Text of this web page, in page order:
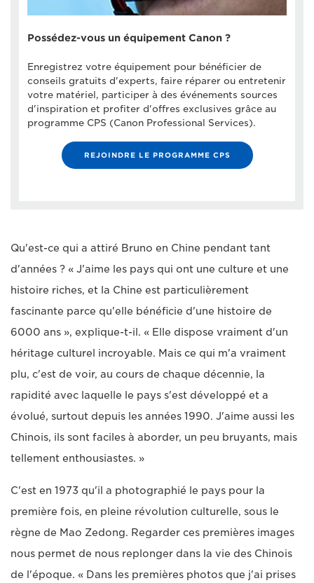
Possédez-vous un équipement Canon ?
Enregistrez votre équipement pour bénéficier de
conseils gratuits d'experts, faire réparer ou entretenir
votre matériel, participer à des événements sources
d'inspiration et profiter d'offres exclusives grâce au
programme CPS (Canon Professional Services).
REJOINDRE LE PROGRAMME CPS
Qu'est-ce qui a attiré Bruno en Chine pendant tant
d'années ? « J'aime les pays qui ont une culture et une
histoire riches, et la Chine est particulièrement
fascinante parce qu'elle bénéficie d'une histoire de
6000 ans », explique-t-il. « Elle dispose vraiment d'un
héritage culturel incroyable. Mais ce qui m'a vraiment
plu, c'est de voir, au cours de chaque décennie, la
rapidité avec laquelle le pays s'est développé et a
évolué, surtout depuis les années 1990. J'aime aussi les
Chinois, ils sont faciles à aborder, un peu bruyants, mais
tellement enthousiastes. »
C'est en 1973 qu'il a photographié le pays pour la
première fois, en pleine révolution culturelle, sous le
règne de Mao Zedong. Regarder ces premières images
nous permet de nous replonger dans la vie des Chinois
de l'époque. « Dans les premières photos que j'ai prises